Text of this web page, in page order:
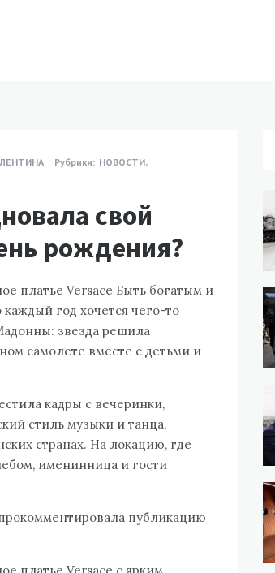
Рубрики: НОВОСТИ,
свой
рождения?
платье Versace Быть богатым и
год хочется чего-то
звезда решила
самолете вместе с детьми и
кадры с вечеринки,
стиль музыки и танца,
странах. На локацию, где
именинница и гости
публикацию